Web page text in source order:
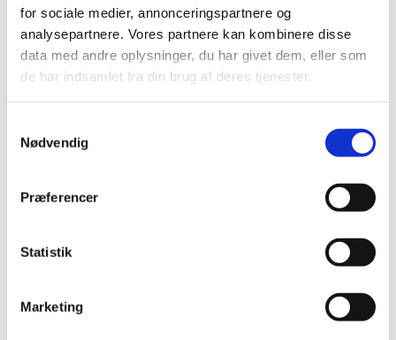
for sociale medier, annonceringspartnere og
analysepartnere. Vores partnere kan kombinere disse
data med andre oplysninger, du har givet dem, eller som
de har indsamlet fra din brug af deres tjenester.
Nødvendig
Præferencer
Statistik
Marketing
Præst Rikke Amalie Vestergaard står for det. Efter
cirka en halv time er der brød og kaffe til alle i
sognegården.